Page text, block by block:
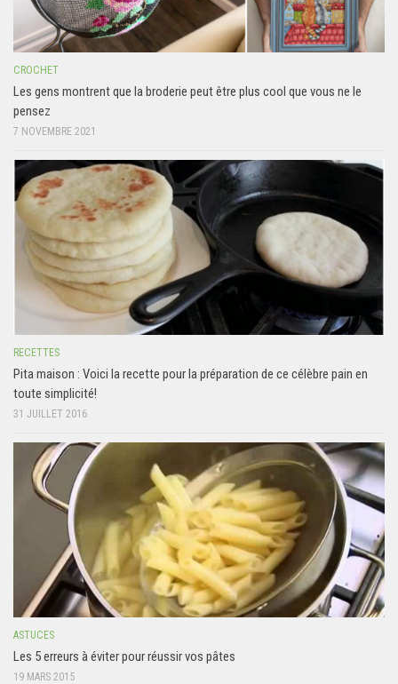
CROCHET
Les gens montrent que la broderie peut être plus cool que vous ne le
pensez
7 NOVEMBRE 2021
RECETTES
Pita maison : Voici la recette pour la préparation de ce célèbre pain en
toute simplicité!
31 JUILLET 2016
ASTUCES
Les 5 erreurs à éviter pour réussir vos pâtes
19 MARS 2015